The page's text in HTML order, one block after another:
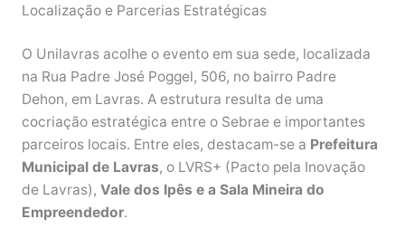
Localização e Parcerias Estratégicas
O Unilavras acolhe o evento em sua sede, localizada
na Rua Padre José Poggel, 506, no bairro Padre
Dehon, em Lavras. A estrutura resulta de uma
cocriação estratégica entre o Sebrae e importantes
parceiros locais. Entre eles, destacam-se a Prefeitura
Municipal de Lavras, o LVRS+ (Pacto pela Inovação
de Lavras), Vale dos Ipês e a Sala Mineira do
Empreendedor.